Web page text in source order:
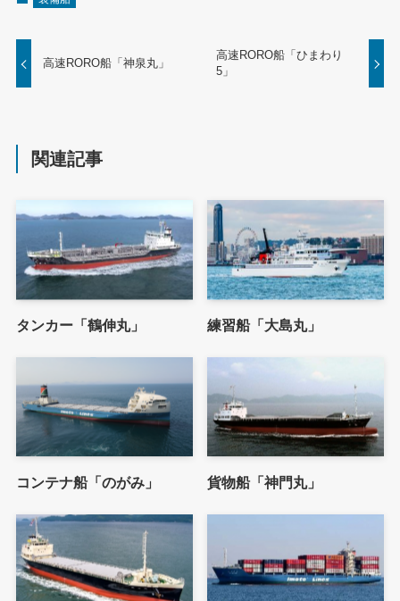
高速RORO船「神泉丸」
高速RORO船「ひまわり
5」
関連記事
タンカー「鶴伸丸」 練習船「大島丸」
コンテナ船「のがみ」 貨物船「神門丸」